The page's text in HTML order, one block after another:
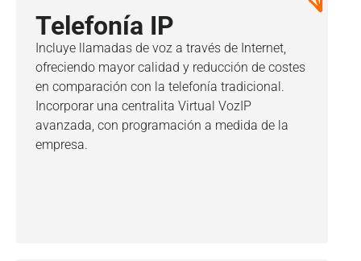
Telefonía IP
Incluye llamadas de voz a través de Internet,
ofreciendo mayor calidad y reducción de costes
en comparación con la telefonía tradicional.
Incorporar una centralita Virtual VozIP
avanzada, con programación a medida de la
empresa.